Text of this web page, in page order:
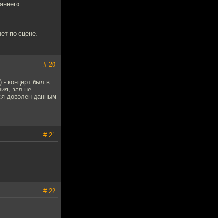
по сцене.
# 20
- концерт был в
зал не
доволен данным
# 21
# 22